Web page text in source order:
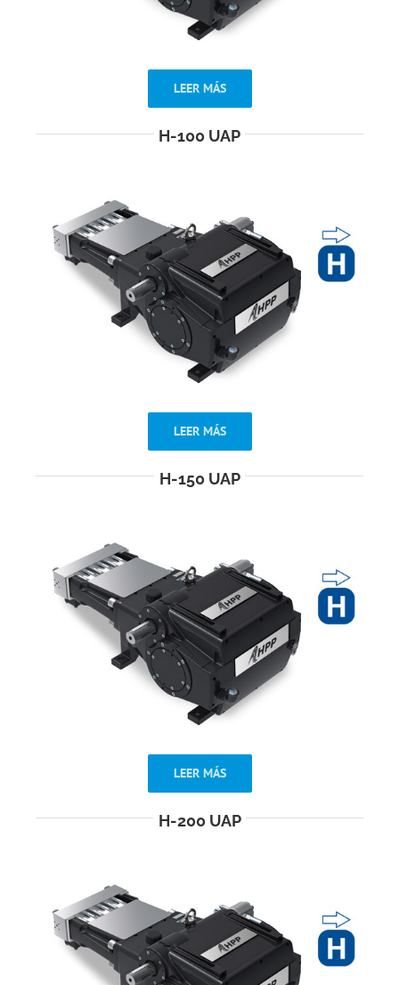
LEER MÁS
H-100 UAP
LEER MÁS
H-150 UAP
LEER MÁS
H-200 UAP